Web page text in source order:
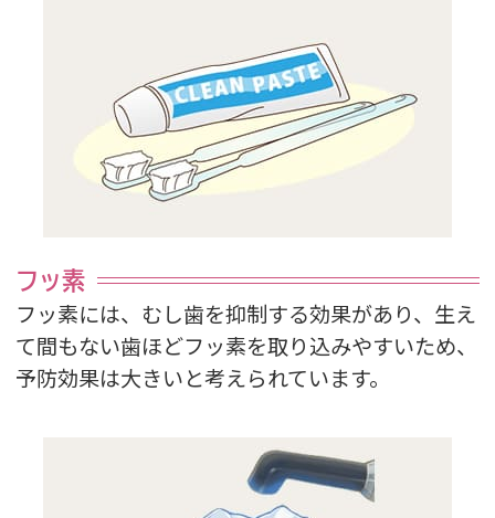
フッ素
フッ素には、むし歯を抑制する効果があり、生え
て間もない歯ほどフッ素を取り込みやすいため、
予防効果は大きいと考えられています。